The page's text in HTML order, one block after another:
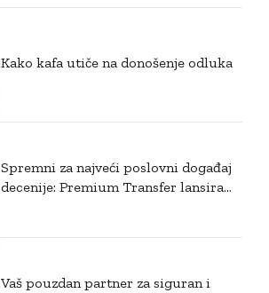
Kako kafa utiče na donošenje odluka
Spremni za najveći poslovni događaj
decenije: Premium Transfer lansira
Vaš pouzdan partner za siguran i